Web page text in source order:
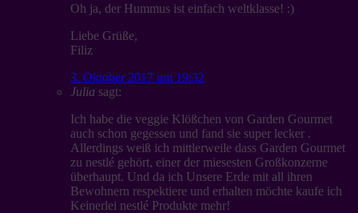
Oh ja, der Hummus ist einfach weltklasse! :)
Liebe Grüße,
Filiz
3. Oktober 2017 um 19:32
Julia sagt:
Ich habe die veggie Klößchen von Garden Gourmet
auch schon gegessen und fand sie super lecker .
Allerdings weiß ich mittlerweile dass Garden Gourmet
zu nestlé gehört, einer der miesesten Großkonzerne
überhaupt. Und da ich Unsere Erde mit all ihren
Bewohnern respektiere und erhalten möchte kaufe ich
Keinerlei nestlé Produkte mehr!